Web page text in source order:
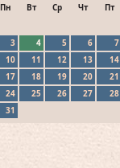
Пн Вт Ср Чт Пт
3
4 5 6 7
10
11 12 13 14
17
18 19 20 21
24
25 26 27 28
31